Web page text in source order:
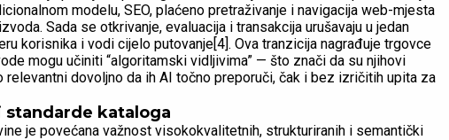
modelu, SEO, plaćeno pretraživanje i navigacija web-mjesta
Sada se otkrivanje, evaluacija i transakcija urušavaju u jedan
korisnika i vodi cijelo putovanje[4]. Ova tranzicija nagrađuje trgovce
mogu učiniti “algoritamski vidljivima” — što znači da su njihovi
dovoljno da ih AI točno preporuči, čak i bez izričitih upita za
kataloga
je povećana važnost visokokvalitetnih, strukturiranih i semantički